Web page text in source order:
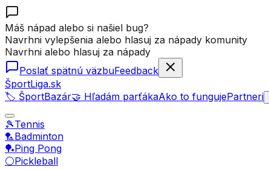
Máš nápad alebo si našiel bug?
Navrhni vylepšenia alebo hlasuj za nápady komunity
Navrhni alebo hlasuj za nápady
Poslať spätnú väzbuFeedback
ŠportLiga.sk
🏷️ ŠportBazár🤝 Hľadám parťákaAko to fungujePartneri
🎾Tennis
🏸Badminton
🏓Ping Pong
⚪Pickleball